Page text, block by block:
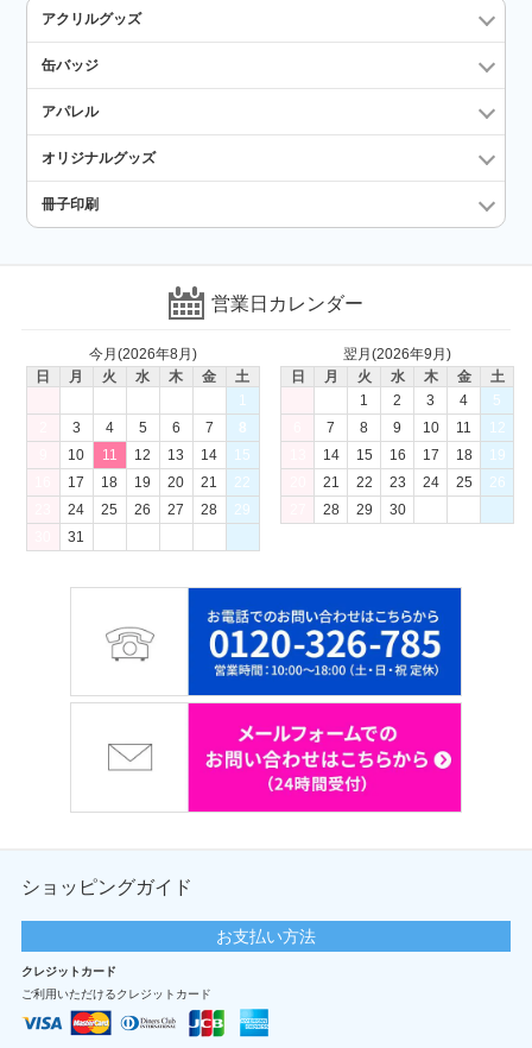
アクリルグッズ
缶バッジ
アパレル
オリジナルグッズ
冊子印刷
営業日カレンダー
今月(2026年8月)
日
月 火 水 木 金
土
1
3 4 5 6 7
8
10 11 12 13 14
15
17 18 19 20 21
22
24 25 26 27 28
29
31
翌月(2026年9月)
日
月 火 水 木 金
土
1
2 3 4
5
7 8 9 10 11
12
14 15 16 17 18
19
21 22 23 24 25
26
28 29 30
ショッピングガイド
お支払い方法
クレジットカード
ご利用いただけるクレジットカード